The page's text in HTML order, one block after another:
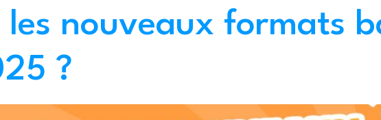
les nouveaux formats
?